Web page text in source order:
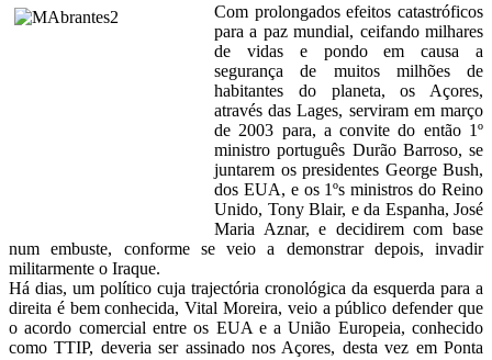
Com prolongados efeitos catastróficos
para a paz mundial, ceifando milhares
de vidas e pondo em causa a
segurança de muitos milhões de
habitantes do planeta, os Açores,
através das Lages, serviram em março
de 2003 para, a convite do então 1º
ministro português Durão Barroso, se
juntarem os presidentes George Bush,
dos EUA, e os 1ºs ministros do Reino
Unido, Tony Blair, e da Espanha, José
Maria Aznar, e decidirem com base
num embuste, conforme se veio a demonstrar depois, invadir
militarmente o Iraque.
Há dias, um político cuja trajectória cronológica da esquerda para a
direita é bem conhecida, Vital Moreira, veio a público defender que
o acordo comercial entre os EUA e a União Europeia, conhecido
como TTIP, deveria ser assinado nos Açores, desta vez em Ponta